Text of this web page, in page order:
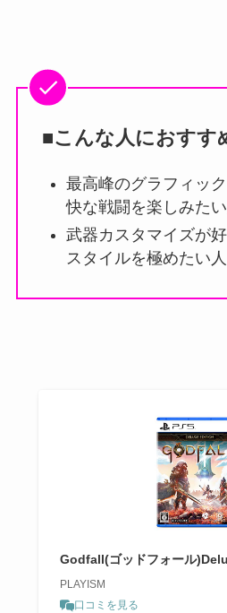
■こんな人におすす
最高峰のグラフィッ
快な戦闘を楽しみた
武器カスタマイズが
スタイルを極めたい人
Godfall(ゴッドフォール
PLAYISM
口コミを見る